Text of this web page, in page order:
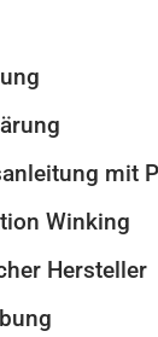
mit
Winking
Hersteller